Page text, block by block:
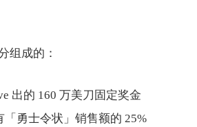
组成的：
出的 160 万美刀固定奖金
「勇士令状」销售额的 25%